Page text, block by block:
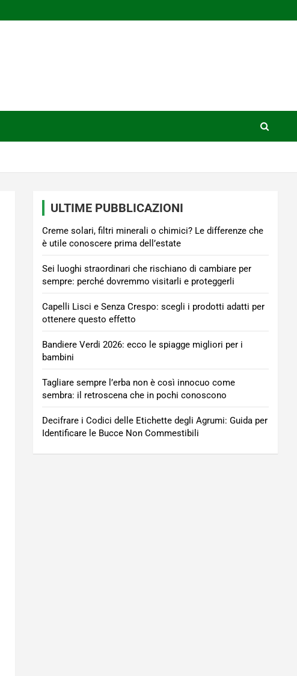
ULTIME PUBBLICAZIONI
Creme solari, filtri minerali o chimici? Le differenze che
è utile conoscere prima dell’estate
Sei luoghi straordinari che rischiano di cambiare per
sempre: perché dovremmo visitarli e proteggerli
Capelli Lisci e Senza Crespo: scegli i prodotti adatti per
ottenere questo effetto
Bandiere Verdi 2026: ecco le spiagge migliori per i
bambini
Tagliare sempre l’erba non è così innocuo come
sembra: il retroscena che in pochi conoscono
Decifrare i Codici delle Etichette degli Agrumi: Guida per
Identificare le Bucce Non Commestibili